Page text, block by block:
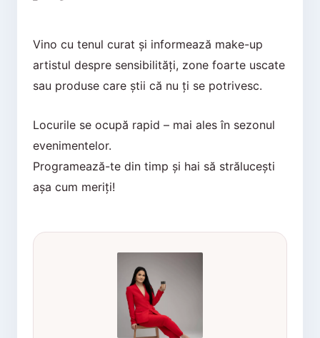
Vino cu tenul curat și informează make-up
artistul despre sensibilități, zone foarte uscate
sau produse care știi că nu ți se potrivesc.
Locurile se ocupă rapid – mai ales în sezonul
evenimentelor.
Programează-te din timp și hai să strălucești
așa cum meriți!